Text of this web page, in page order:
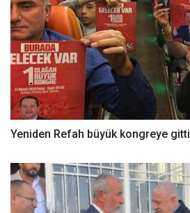
Yeniden Refah büyük kongreye gitti